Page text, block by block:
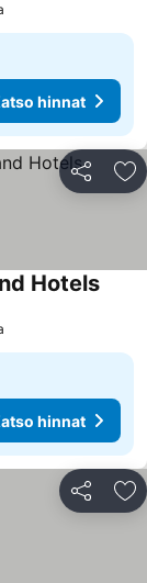
hinnat
Jaa
Hotels
hinnat
Jaa